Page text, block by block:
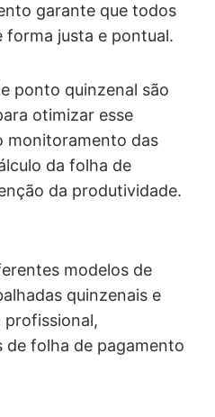
garante que todos
forma justa e pontual.
ponto quinzenal são
otimizar esse
monitoramento das
da folha de
da produtividade.
modelos de
quinzenais e
profissional,
folha de pagamento